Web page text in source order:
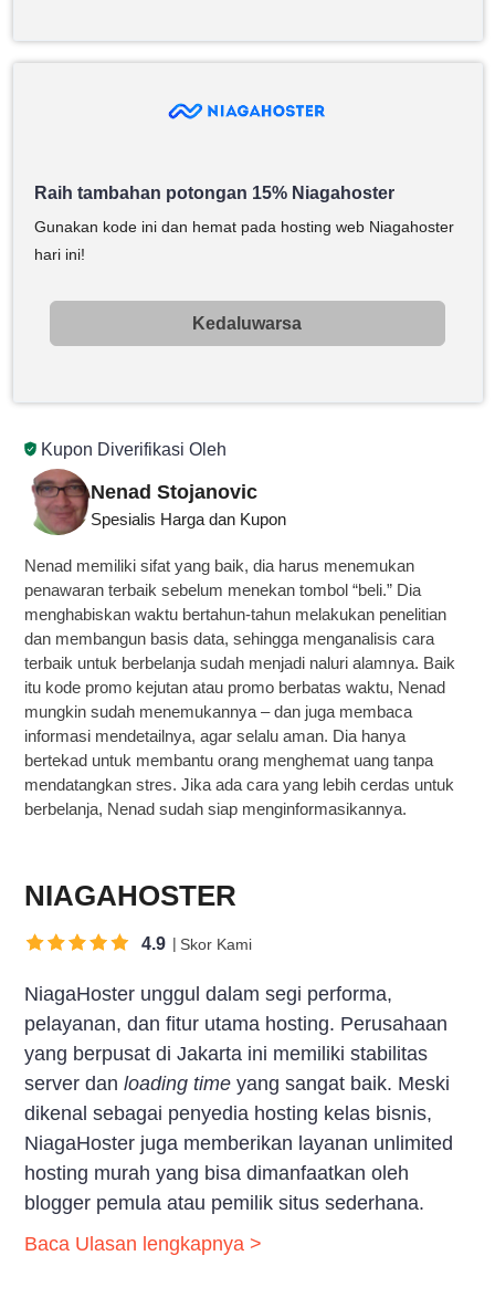
Kupon Diverifikasi Oleh
Nenad Stojanovic
Spesialis Harga dan Kupon
Nenad memiliki sifat yang baik, dia harus menemukan
penawaran terbaik sebelum menekan tombol “beli.” Dia
menghabiskan waktu bertahun-tahun melakukan penelitian
dan membangun basis data, sehingga menganalisis cara
terbaik untuk berbelanja sudah menjadi naluri alamnya. Baik
itu kode promo kejutan atau promo berbatas waktu, Nenad
mungkin sudah menemukannya – dan juga membaca
informasi mendetailnya, agar selalu aman. Dia hanya
bertekad untuk membantu orang menghemat uang tanpa
mendatangkan stres. Jika ada cara yang lebih cerdas untuk
berbelanja, Nenad sudah siap menginformasikannya.
Raih tambahan potongan 15% Niagahoster
Gunakan kode ini dan hemat pada hosting web Niagahoster
hari ini!
Kedaluwarsa
NIAGAHOSTER
4.9 Skor Kami
NiagaHoster unggul dalam segi performa,
pelayanan, dan fitur utama hosting. Perusahaan
yang berpusat di Jakarta ini memiliki stabilitas
server danloading timeyang sangat baik. Meski
dikenal sebagai penyedia hosting kelas bisnis,
NiagaHoster juga memberikan layanan unlimited
hosting murah yang bisa dimanfaatkan oleh
blogger pemula atau pemilik situs sederhana.
Baca Ulasan lengkapnya >